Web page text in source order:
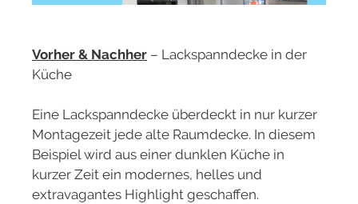
Vorher & Nachher – Lackspanndecke in der
Küche
Eine Lackspanndecke überdeckt in nur kurzer
Montagezeit jede alte Raumdecke. In diesem
Beispiel wird aus einer dunklen Küche in
kurzer Zeit ein modernes, helles und
extravagantes Highlight geschaffen.